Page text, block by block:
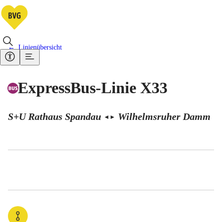
Linienübersicht
ExpressBus-Linie X33
S+U Rathaus Spandau ◄ ► Wilhelmsruher Damm